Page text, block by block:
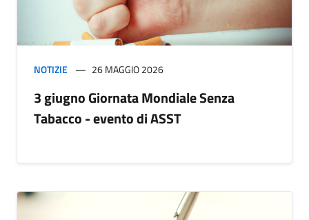
NOTIZIE 26 MAGGIO 2026
3 giugno Giornata Mondiale Senza
Tabacco - evento di ASST